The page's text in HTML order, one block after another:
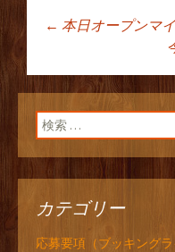
投稿
ン
← 本日オープンマ
検索:
カテゴリー
応募要項（ブッキングラ